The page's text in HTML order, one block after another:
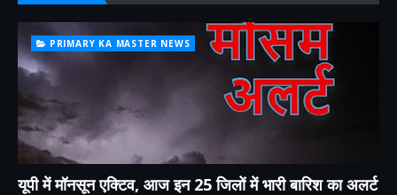
PRIMARY KA MASTER NEWS
यूपी में मॉनसून एक्टिव, आज इन 25 जिलों में भारी बारिश का अलर्ट